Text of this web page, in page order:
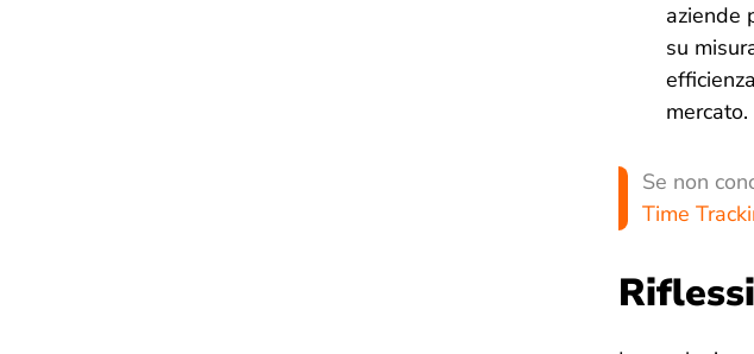
aziende
su
mercato.
Se non
Time